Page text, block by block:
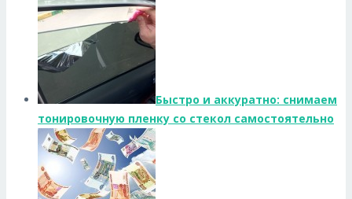
Быстро и аккуратно: снимаем
тонировочную пленку со стекол самостоятельно